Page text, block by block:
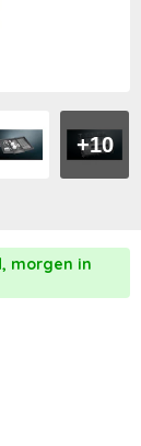
+10
morgen in